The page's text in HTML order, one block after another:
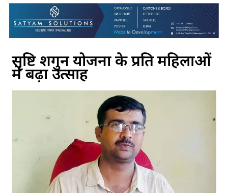
सृष्टि शगुन योजना के प्रति महिलाओं
में बढ़ा उत्साह